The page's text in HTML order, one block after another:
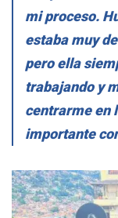
mi proceso.
estaba muy
pero ella
trabajando y
centrarme en
importante